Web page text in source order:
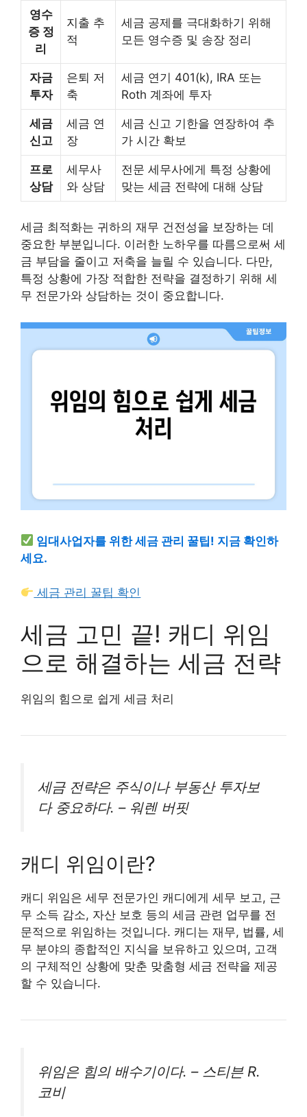
영수
증 정
리
지출 추
적
세금 공제를 극대화하기 위해
모든 영수증 및 송장 정리
자금
투자
은퇴 저
축
세금 연기 401(k), IRA 또는
Roth 계좌에 투자
세금
신고
세금 연
장
세금 신고 기한을 연장하여 추
가 시간 확보
프로
상담
세무사
와 상담
전문 세무사에게 특정 상황에
맞는 세금 전략에 대해 상담
세금 최적화는 귀하의 재무 건전성을 보장하는 데
중요한 부분입니다. 이러한 노하우를 따름으로써 세
금 부담을 줄이고 저축을 늘릴 수 있습니다. 다만,
특정 상황에 가장 적합한 전략을 결정하기 위해 세
무 전문가와 상담하는 것이 중요합니다.
임대사업자를 위한 세금 관리 꿀팁! 지금 확인하
세요.
세금 관리 꿀팁 확인
세금 고민 끝! 캐디 위임
으로 해결하는 세금 전략
위임의 힘으로 쉽게 세금 처리
세금 전략은 주식이나 부동산 투자보
다 중요하다. – 워렌 버핏
캐디 위임이란?
캐디 위임은 세무 전문가인 캐디에게 세무 보고, 근
무 소득 감소, 자산 보호 등의 세금 관련 업무를 전
문적으로 위임하는 것입니다. 캐디는 재무, 법률, 세
무 분야의 종합적인 지식을 보유하고 있으며, 고객
의 구체적인 상황에 맞춘 맞춤형 세금 전략을 제공
할 수 있습니다.
위임은 힘의 배수기이다. – 스티븐 R.
코비